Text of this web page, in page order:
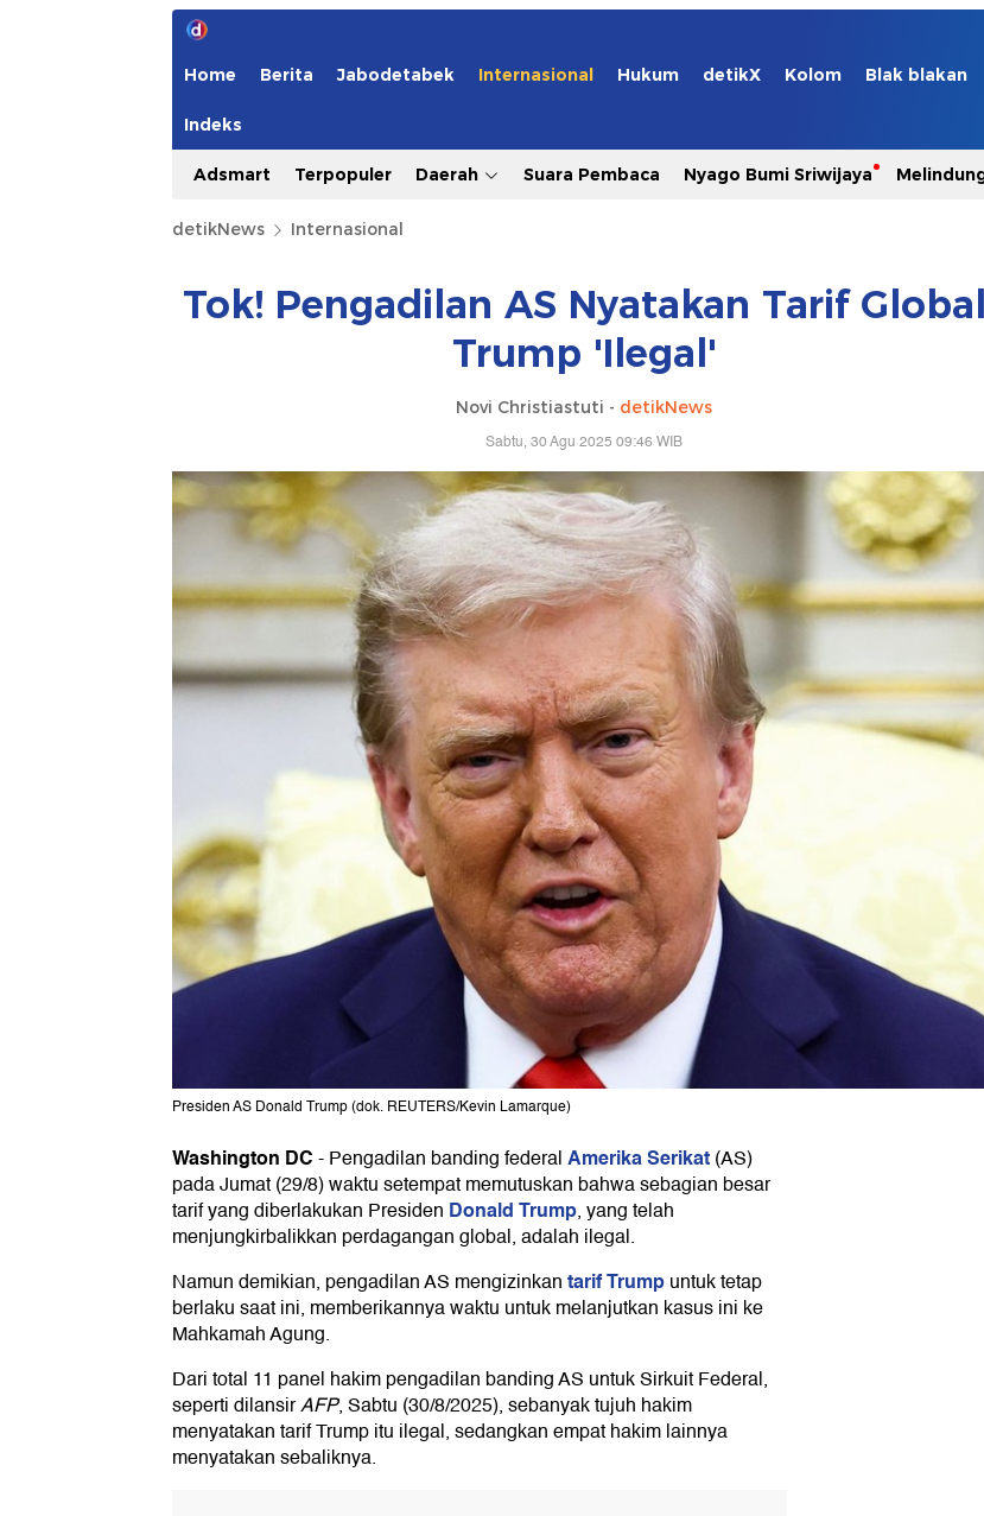
Home Berita Jabodetabek Internasional Hukum detikX Kolom Blak blakan
Indeks
Adsmart Terpopuler Daerah Suara Pembaca Nyago Bumi Sriwijaya
detikNews Internasional
Tok! Pengadilan AS Nyatakan Tarif Global
Trump 'Ilegal'
Novi Christiastuti - detikNews
Sabtu, 30 Agu 2025 09:46 WIB
Presiden AS Donald Trump (dok. REUTERS/Kevin Lamarque)
Washington DC-Pengadilan banding federalAmerika Serikat(AS)
pada Jumat (29/8) waktu setempat memutuskan bahwa sebagian besar
tarif yang diberlakukan Presiden Donald Trump, yang telah
menjungkirbalikkan perdagangan global, adalah ilegal.
Namun demikian, pengadilan AS mengizinkantarif Trumpuntuk tetap
berlaku saat ini, memberikannya waktu untuk melanjutkan kasus ini ke
Mahkamah Agung.
Dari total 11 panel hakim pengadilan banding AS untuk Sirkuit Federal,
seperti dilansirAFP, Sabtu (30/8/2025), sebanyak tujuh hakim
menyatakan tarif Trump itu ilegal, sedangkan empat hakim lainnya
menyatakan sebaliknya.